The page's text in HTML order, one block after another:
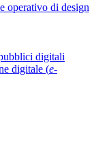
operativo di design
digitali
digitale (e-